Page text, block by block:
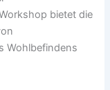
bietet die
Wohlbefindens